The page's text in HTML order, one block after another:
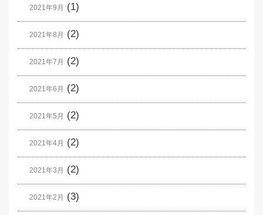
2021年9月 (1)
2021年8月 (2)
2021年7月 (2)
2021年6月 (2)
2021年5月 (2)
2021年4月 (2)
2021年3月 (2)
2021年2月 (3)